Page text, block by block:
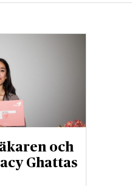
och
Ghattas